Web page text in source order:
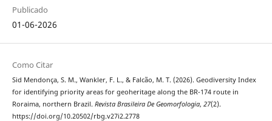
Publicado
01-06-2026
Como Citar
Sid Mendonça, S. M., Wankler, F. L., & Falcão, M. T. (2026). Geodiversity Index
for identifying priority areas for geoheritage along the BR-174 route in
Roraima, northern Brazil. Revista Brasileira De Geomorfologia, 27(2).
https://doi.org/10.20502/rbg.v27i2.2778